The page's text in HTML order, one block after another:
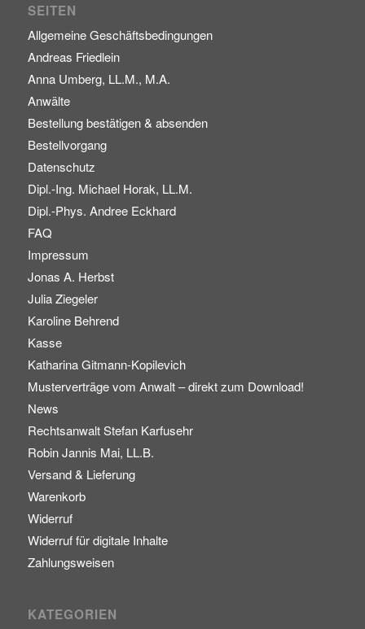
SEITEN
Allgemeine Geschäftsbedingungen
Andreas Friedlein
Anna Umberg, LL.M., M.A.
Anwälte
Bestellung bestätigen & absenden
Bestellvorgang
Datenschutz
Dipl.-Ing. Michael Horak, LL.M.
Dipl.-Phys. Andree Eckhard
FAQ
Impressum
Jonas A. Herbst
Julia Ziegeler
Karoline Behrend
Kasse
Katharina Gitmann-Kopilevich
Musterverträge vom Anwalt – direkt zum Download!
News
Rechtsanwalt Stefan Karfusehr
Robin Jannis Mai, LL.B.
Versand & Lieferung
Warenkorb
Widerruf
Widerruf für digitale Inhalte
Zahlungsweisen
KATEGORIEN